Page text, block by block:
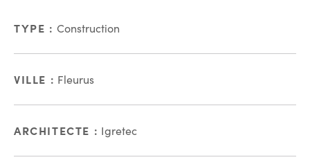
TYPE : Construction
VILLE : Fleurus
ARCHITECTE : Igretec